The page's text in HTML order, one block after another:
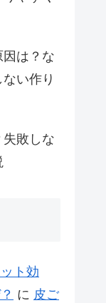
は？な
い作り
敗しな
ト効
に 皮ご